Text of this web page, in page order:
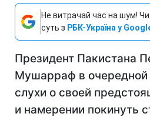
Не витрачай час на шум!
суть з РБК-Україна у
Президент Пакистана
Мушарраф в очередной
слухи о своей
и намерении покинуть